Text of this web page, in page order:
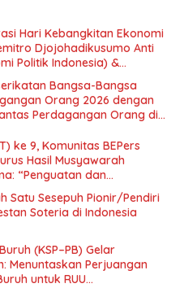
Hari Kebangkitan Ekonomi
Djojohadikusumo Anti
Politik Indonesia) &
Undang Perekonomian
dalam Menata Bangsa
Bangsa-Bangsa
Orang 2026 dengan
Perdagangan Orang di
ke 9, Komunitas BEPers
Hasil Musyawarah
“Penguatan dan
Berbasis Riset di seluruh
Satu Sesepuh Pionir/Pendiri
Soteria di Indonesia
(KSP–PB) Gelar
Menuntaskan Perjuangan
untuk RUU